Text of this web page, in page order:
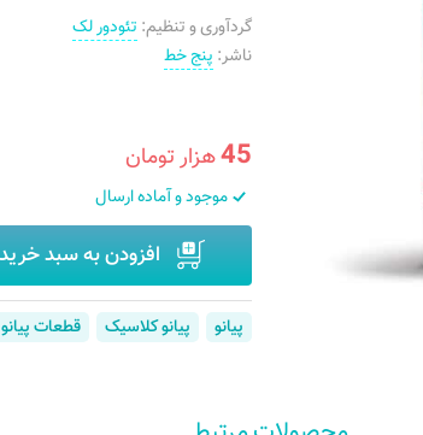
گردآوری و تنظیم: تئودور لک
ناشر: پنج خط
45هزار تومان
موجود و آماده ارسال
افزودن به سبد
پیانو پیانو کلاسیک قطعات